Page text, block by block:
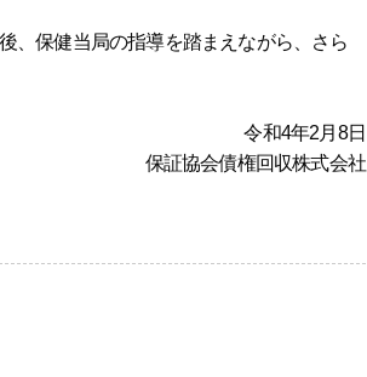
、保健当局の指導を踏まえながら、さら
4年2月8日
保証協会債権回収株式会社